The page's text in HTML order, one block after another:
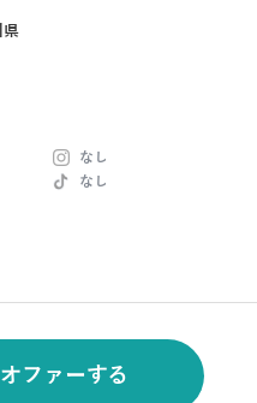
県
なし
なし
ファーする